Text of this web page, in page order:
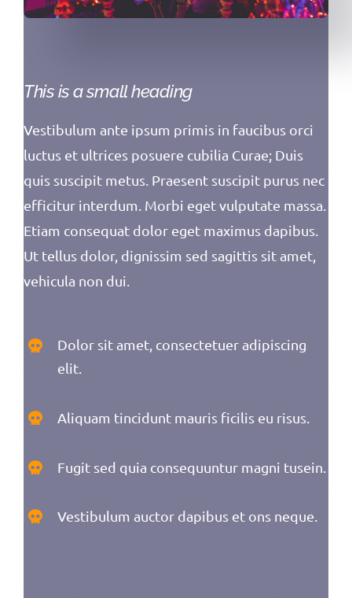
This is a small heading
Vestibulum ante ipsum primis in faucibus orci
luctus et ultrices posuere cubilia Curae; Duis
quis suscipit metus. Praesent suscipit purus nec
efficitur interdum. Morbi eget vulputate massa.
Etiam consequat dolor eget maximus dapibus.
Ut tellus dolor, dignissim sed sagittis sit amet,
vehicula non dui.
Dolor sit amet, consectetuer adipiscing
elit.
Aliquam tincidunt mauris ficilis eu risus.
Fugit sed quia consequuntur magni tusein.
Vestibulum auctor dapibus et ons neque.